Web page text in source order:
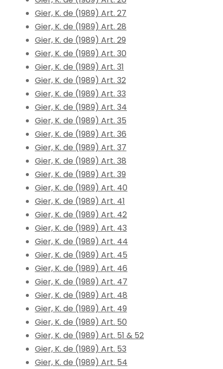
Gier, K. de (1989) Art. 27
Gier, K. de (1989) Art. 28
Gier, K. de (1989) Art. 29
Gier, K. de (1989) Art. 30
Gier, K. de (1989) Art. 31
Gier, K. de (1989) Art. 32
Gier, K. de (1989) Art. 33
Gier, K. de (1989) Art. 34
Gier, K. de (1989) Art. 35
Gier, K. de (1989) Art. 36
Gier, K. de (1989) Art. 37
Gier, K. de (1989) Art. 38
Gier, K. de (1989) Art. 39
Gier, K. de (1989) Art. 40
Gier, K. de (1989) Art. 41
Gier, K. de (1989) Art. 42
Gier, K. de (1989) Art. 43
Gier, K. de (1989) Art. 44
Gier, K. de (1989) Art. 45
Gier, K. de (1989) Art. 46
Gier, K. de (1989) Art. 47
Gier, K. de (1989) Art. 48
Gier, K. de (1989) Art. 49
Gier, K. de (1989) Art. 50
Gier, K. de (1989) Art. 51 & 52
Gier, K. de (1989) Art. 53
Gier, K. de (1989) Art. 54